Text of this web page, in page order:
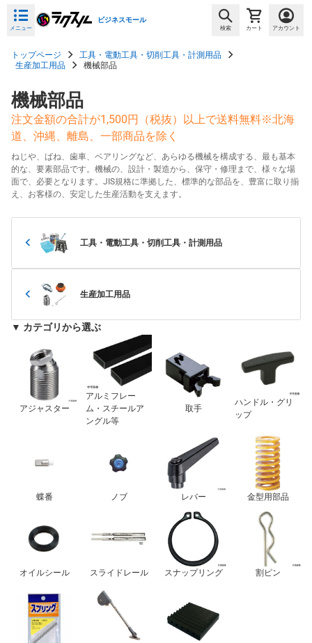
メニュー
ビジネスモール
検索 カート アカウント
トップページ
工具・電動工具・切削工具・計測用品
生産加工用品
機械部品
機械部品
注文金額の合計が1,500円（税抜）以上で送料無料※北海
道、沖縄、離島、一部商品を除く
ねじや、ばね、歯車、ベアリングなど、あらゆる機械を構成する、最も基本
的な、要素部品です。機械の、設計・製造から、保守・修理まで、様々な場
面で、必要となります。JIS規格に準拠した、標準的な部品を、豊富に取り揃
え、お客様の、安定した生産活動を支えます。
工具・電動工具・切削工具・計測用品
生産加工用品
▼ カテゴリから選ぶ
アジャスター
アルミフレー
ム・スチールア
ングル等
取手
ハンドル・グリ
ップ
蝶番 ノブ レバー 金型用部品
オイルシール スライドレール スナップリング 割ピン